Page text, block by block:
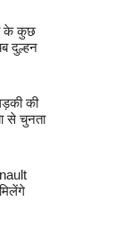
के कुछ
दुल्हन
की
से चुनता